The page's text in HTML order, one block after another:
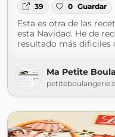
39 0 Guardar
Esta es otra de las
esta Navidad. He de
resultado más dificiles
Ma Petite